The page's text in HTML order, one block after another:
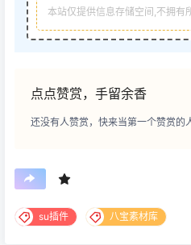
本站仅提供信息存储空间,不拥有
点点赞赏，手留余香
还没有人赞赏，快来当第一个赞赏的
su插件 八宝素材库